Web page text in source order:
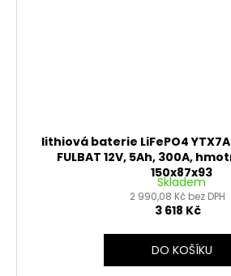
lithiová baterie LiFePO4
FULBAT 12V, 5Ah, 300A,
150x87x93
Skladem
2 990,08 Kč bez DPH
3 618 Kč
DO KOŠÍKU